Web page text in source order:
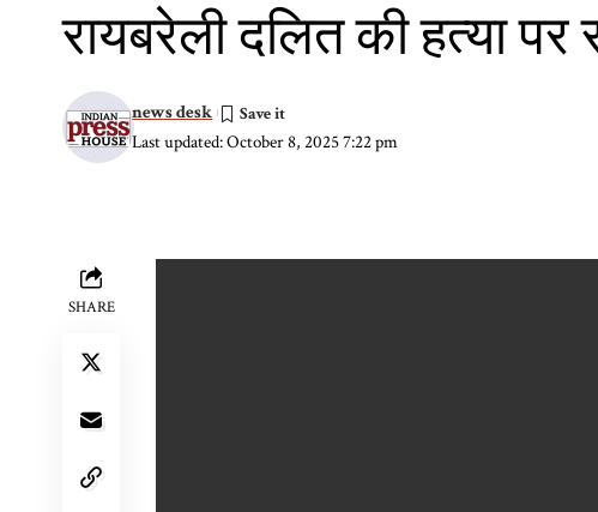
रायबरेली दलित की हत्या
Last updated: October 8, 2025 7:22 pm
news desk
SHARE